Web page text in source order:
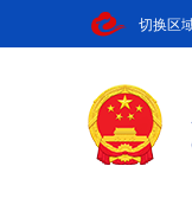
切换区